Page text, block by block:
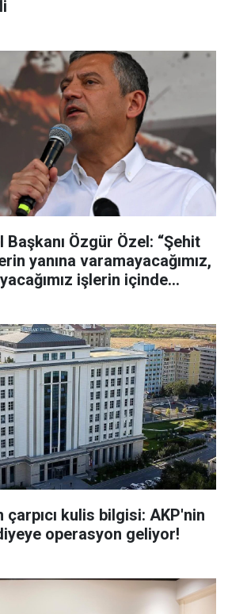
Başkanı Özgür Özel: “Şehit
yanına varamayacağımız,
işlerin içinde
çarpıcı kulis bilgisi: AKP'nin
operasyon geliyor!